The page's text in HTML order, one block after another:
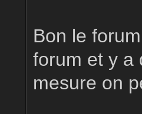
Bon le
forum et y a
mesure on